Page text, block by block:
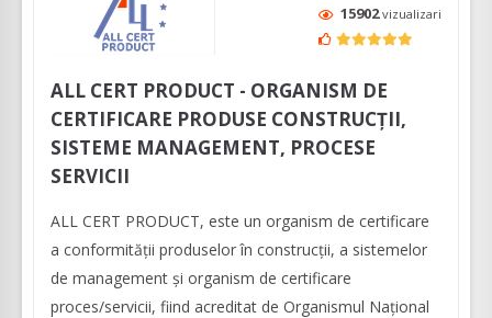
15902vizualizari
ALL CERT PRODUCT - ORGANISM DE
CERTIFICARE PRODUSE CONSTRUCȚII,
SISTEME MANAGEMENT, PROCESE
SERVICII
ALL CERT PRODUCT, este un organism de certificare
a conformității produselor în construcții, a sistemelor
de management și organism de certificare
proces/servicii, fiind acreditat de Organismul Național